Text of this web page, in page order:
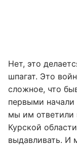
Нет, это
шпагат. Это
сложное, что
первыми начали
мы им ответили
Курской
выдавливать. И